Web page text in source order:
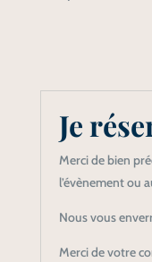
Je
Merci de bien
l’évènement ou
Nous vous
Merci de votre